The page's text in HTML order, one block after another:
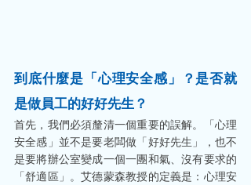
到底什麼是「心理安全感」？是否就
是做員工的好好先生？
首先，我們必須釐清一個重要的誤解。「心理
安全感」並不是要老闆做「好好先生」，也不
是要將辦公室變成一個一團和氣、沒有要求的
「舒適區」。艾德蒙森教授的定義是：心理安